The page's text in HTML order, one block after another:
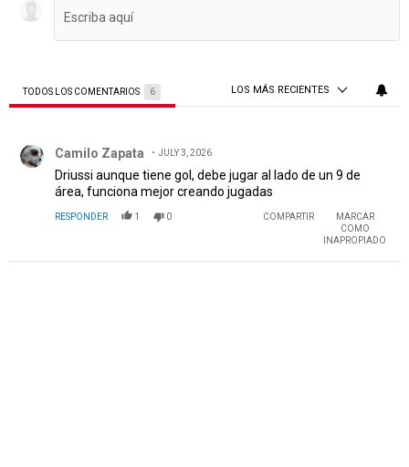
TODOS LOS COMENTARIOS 6 LOS MÁS RECIENTES
Camilo Zapata JULY 3, 2026
Driussi aunque tiene gol, debe jugar al lado de un 9 de
área, funciona mejor creando jugadas
RESPONDER 1 0 COMPARTIR
MARCAR
COMO
INAPROPIADO